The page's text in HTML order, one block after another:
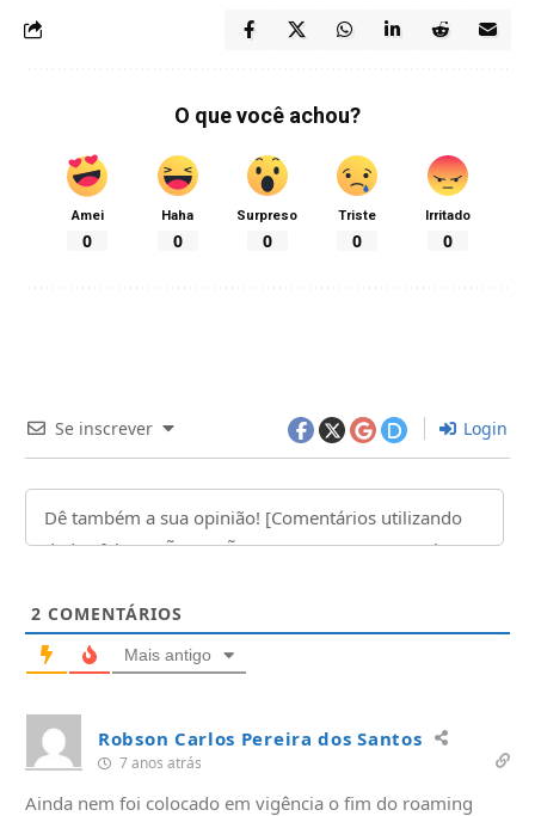
O que você achou?
Amei
0
Haha
0
Surpreso
0
Triste
0
Irritado
0
Se inscrever Login
2 COMENTÁRIOS
Mais antigo
Robson Carlos Pereira dos Santos
7 anos atrás
Ainda nem foi colocado em vigência o fim do roaming